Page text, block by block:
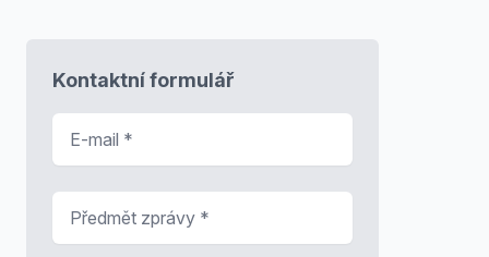
Kontaktní formulář